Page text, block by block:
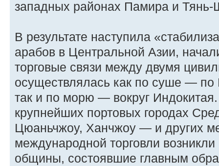
западных районах Памира и
В результате наступила
арабов в Центральной Азии,
торговые связи между двумя
осуществлялась как по суше —
так и по морю — вокруг
крупнейших портовых городах
Цюаньчжоу, Ханчжоу — и других
международной торговли
общины, состоявшие главным